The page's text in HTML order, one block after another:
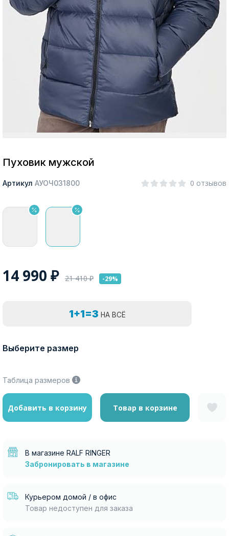
Москва
Да, все верно Изменить город
О компании
Пуховик мужской
Артикул АУОЧ031800 0 отзывов
14 990 ₽ 21 410₽ -29%
1+1=3 НА ВСЁ
Выберите размер
Таблица размеров
Добавить в корзину Товар в корзине
В магазине RALF RINGER
Забронировать в магазине
Курьером домой / в офис
Товар недоступен для заказа